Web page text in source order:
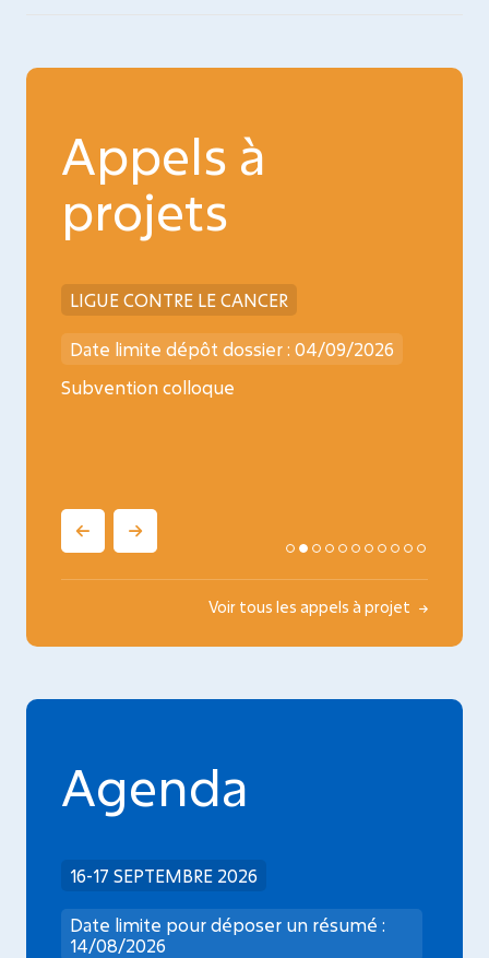
Appels à
projets
LIGUE CONTRE LE CANCER
Date limite dépôt dossier : 04/09/2026
Subvention colloque
Voir tous les appels à projet
Agenda
16-17 SEPTEMBRE 2026
Date limite pour déposer un résumé :
14/08/2026